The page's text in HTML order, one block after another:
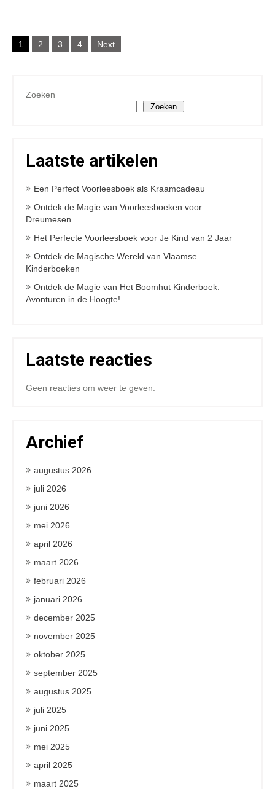
Posts
navigation
1 2 3 4 Next
Zoeken
Zoeken
Laatste artikelen
Een Perfect Voorleesboek als Kraamcadeau
Ontdek de Magie van Voorleesboeken voor
Dreumesen
Het Perfecte Voorleesboek voor Je Kind van 2 Jaar
Ontdek de Magische Wereld van Vlaamse
Kinderboeken
Ontdek de Magie van Het Boomhut Kinderboek:
Avonturen in de Hoogte!
Laatste reacties
Geen reacties om weer te geven.
Archief
augustus 2026
juli 2026
juni 2026
mei 2026
april 2026
maart 2026
februari 2026
januari 2026
december 2025
november 2025
oktober 2025
september 2025
augustus 2025
juli 2025
juni 2025
mei 2025
april 2025
maart 2025